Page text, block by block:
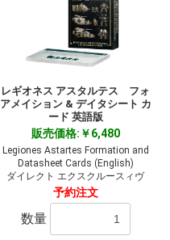
レギオネス アスタルテス フォ
アメイション & デイタシート カ
ード 英語版
販売価格:￥6,480
Legiones Astartes Formation and
Datasheet Cards (English)
ダイレクト エクスクルースィヴ
予約注文
数量